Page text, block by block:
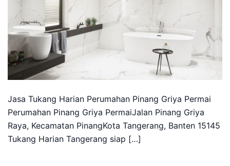
Jasa Tukang Harian Perumahan Pinang Griya Permai
Perumahan Pinang Griya PermaiJalan Pinang Griya
Raya, Kecamatan PinangKota Tangerang, Banten 15145
Tukang Harian Tangerang siap […]